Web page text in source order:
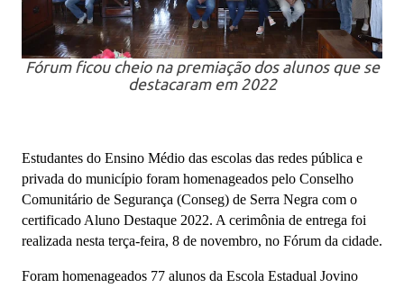
Fórum ficou cheio na premiação dos alunos que se
destacaram em 2022
Estudantes do Ensino Médio das escolas das redes pública e
privada do município foram homenageados pelo Conselho
Comunitário de Segurança (Conseg) de Serra Negra com o
certificado Aluno Destaque 2022. A cerimônia de entrega foi
realizada nesta terça-feira, 8 de novembro, no Fórum da cidade.
Foram homenageados 77 alunos da Escola Estadual Jovino